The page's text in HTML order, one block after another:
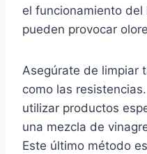
el funcionamiento
pueden provocar
Asegúrate de limpiar
como las
utilizar productos
una mezcla de
Este último método